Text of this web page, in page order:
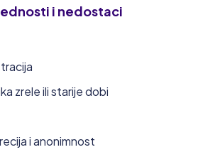
i nedostaci
zrele ili starije dobi
i anonimnost